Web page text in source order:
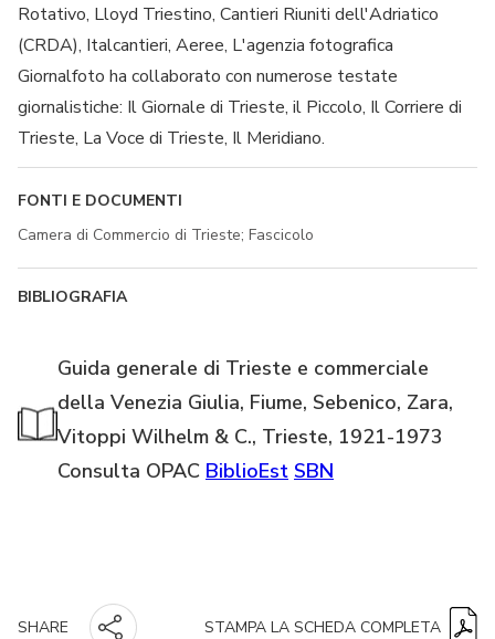
Rotativo, Lloyd Triestino, Cantieri Riuniti dell'Adriatico
(CRDA), Italcantieri, Aeree, L'agenzia fotografica
Giornalfoto ha collaborato con numerose testate
giornalistiche: Il Giornale di Trieste, il Piccolo, Il Corriere di
Trieste, La Voce di Trieste, Il Meridiano.
FONTI E DOCUMENTI
Camera di Commercio di Trieste; Fascicolo
BIBLIOGRAFIA
Guida generale di Trieste e commerciale
della Venezia Giulia, Fiume, Sebenico, Zara,
Vitoppi Wilhelm & C., Trieste, 1921-1973
Consulta OPAC BiblioEst SBN
SHARE STAMPA LA SCHEDA COMPLETA